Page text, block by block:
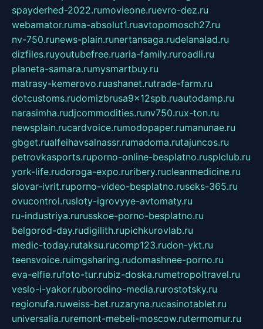
spayderhed-2022.rumovieone.ruevro-dez.ru
webamator.ruma-absolut1.ruavtopomosch27.ru
nv-750.runews-plain.runertansaga.rudelanalad.ru
dizfiles.ruyoutubefree.ruaria-family.ruroadli.ru
planeta-samara.rumysmartbuy.ru
matrasy-kemerovo.ruashanet.rutrade-farm.ru
dotcustoms.rudomizbrusa9x12spb.ruautodamp.ru
narasimha.rudjcommodities.runv750.rux-ton.ru
newsplain.rucardvoice.rumodopaper.rumanunae.ru
gbget.rualfeihavsalnassr.rumadoma.rutajuncos.ru
petrovkasports.ruporno-online-besplatno.rusplclub.ru
york-life.rudoroga-expo.ruribery.rucleanmedicine.ru
slovar-ivrit.ruporno-video-besplatno.ruseks-365.ru
ovucontrol.rusloty-igrovyye-avtomaty.ru
ru-industriya.rurusskoe-porno-besplatno.ru
belgorod-day.rudigilith.rupichkurovlab.ru
medic-today.rutaksu.rucomp123.rudon-ykt.ru
teensvoice.ruimgsharing.rudomashnee-porno.ru
eva-elfie.rufoto-tur.rubiz-doska.rumetropoltravel.ru
veslo-i-yakor.ruborodino-media.rurostotsky.ru
regionufa.ruweiss-bet.ruzaryna.rucasinotablet.ru
universalia.ruremont-mebeli-moscow.rutermomur.ru